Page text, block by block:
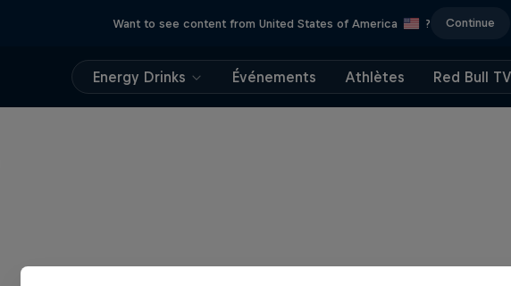
Want to see content from United States of America ? Continue
Energy Drinks Événements Athlètes Red Bull TV